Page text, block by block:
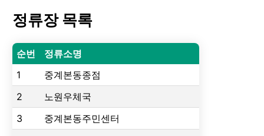
정류장 목록
순번
정류소명
1
중계본동종점
2
노원우체국
3
중계본동주민센터